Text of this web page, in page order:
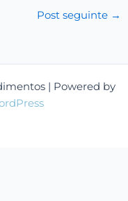
Post seguinte →
| Powered by